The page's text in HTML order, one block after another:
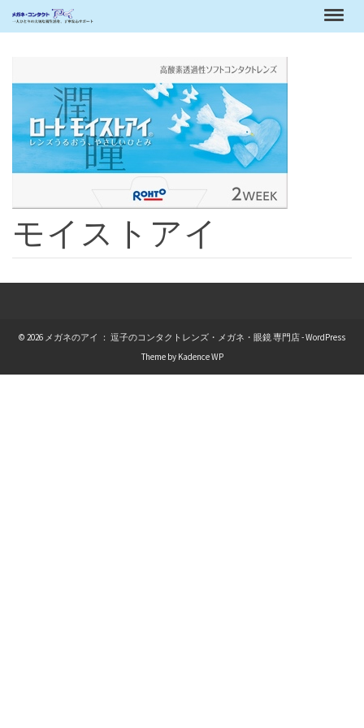
モイストアイ
© 2026 メガネのアイ ： 逗子のコンタクトレンズ・メガネ・眼鏡 専門店 - WordPress
Theme by Kadence WP